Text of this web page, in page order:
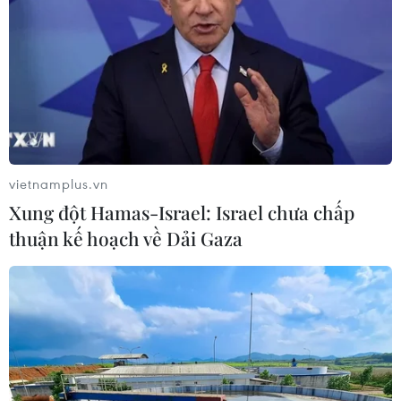
nhóm ngành hàng có giá trị sản phẩm cao như
công nghệ (-15,8%), điện gia dụng (-28,4%) và
nhà cửa và đời sống (-16,3%).
Xu hướng này cũng dẫn đến giá trị trung bình
mỗi sản phẩm tiêu thụ trên các nền tảng thương
vietnamplus.vn
Xung đột Hamas-Israel: Israel chưa chấp
thuận kế hoạch về Dải Gaza